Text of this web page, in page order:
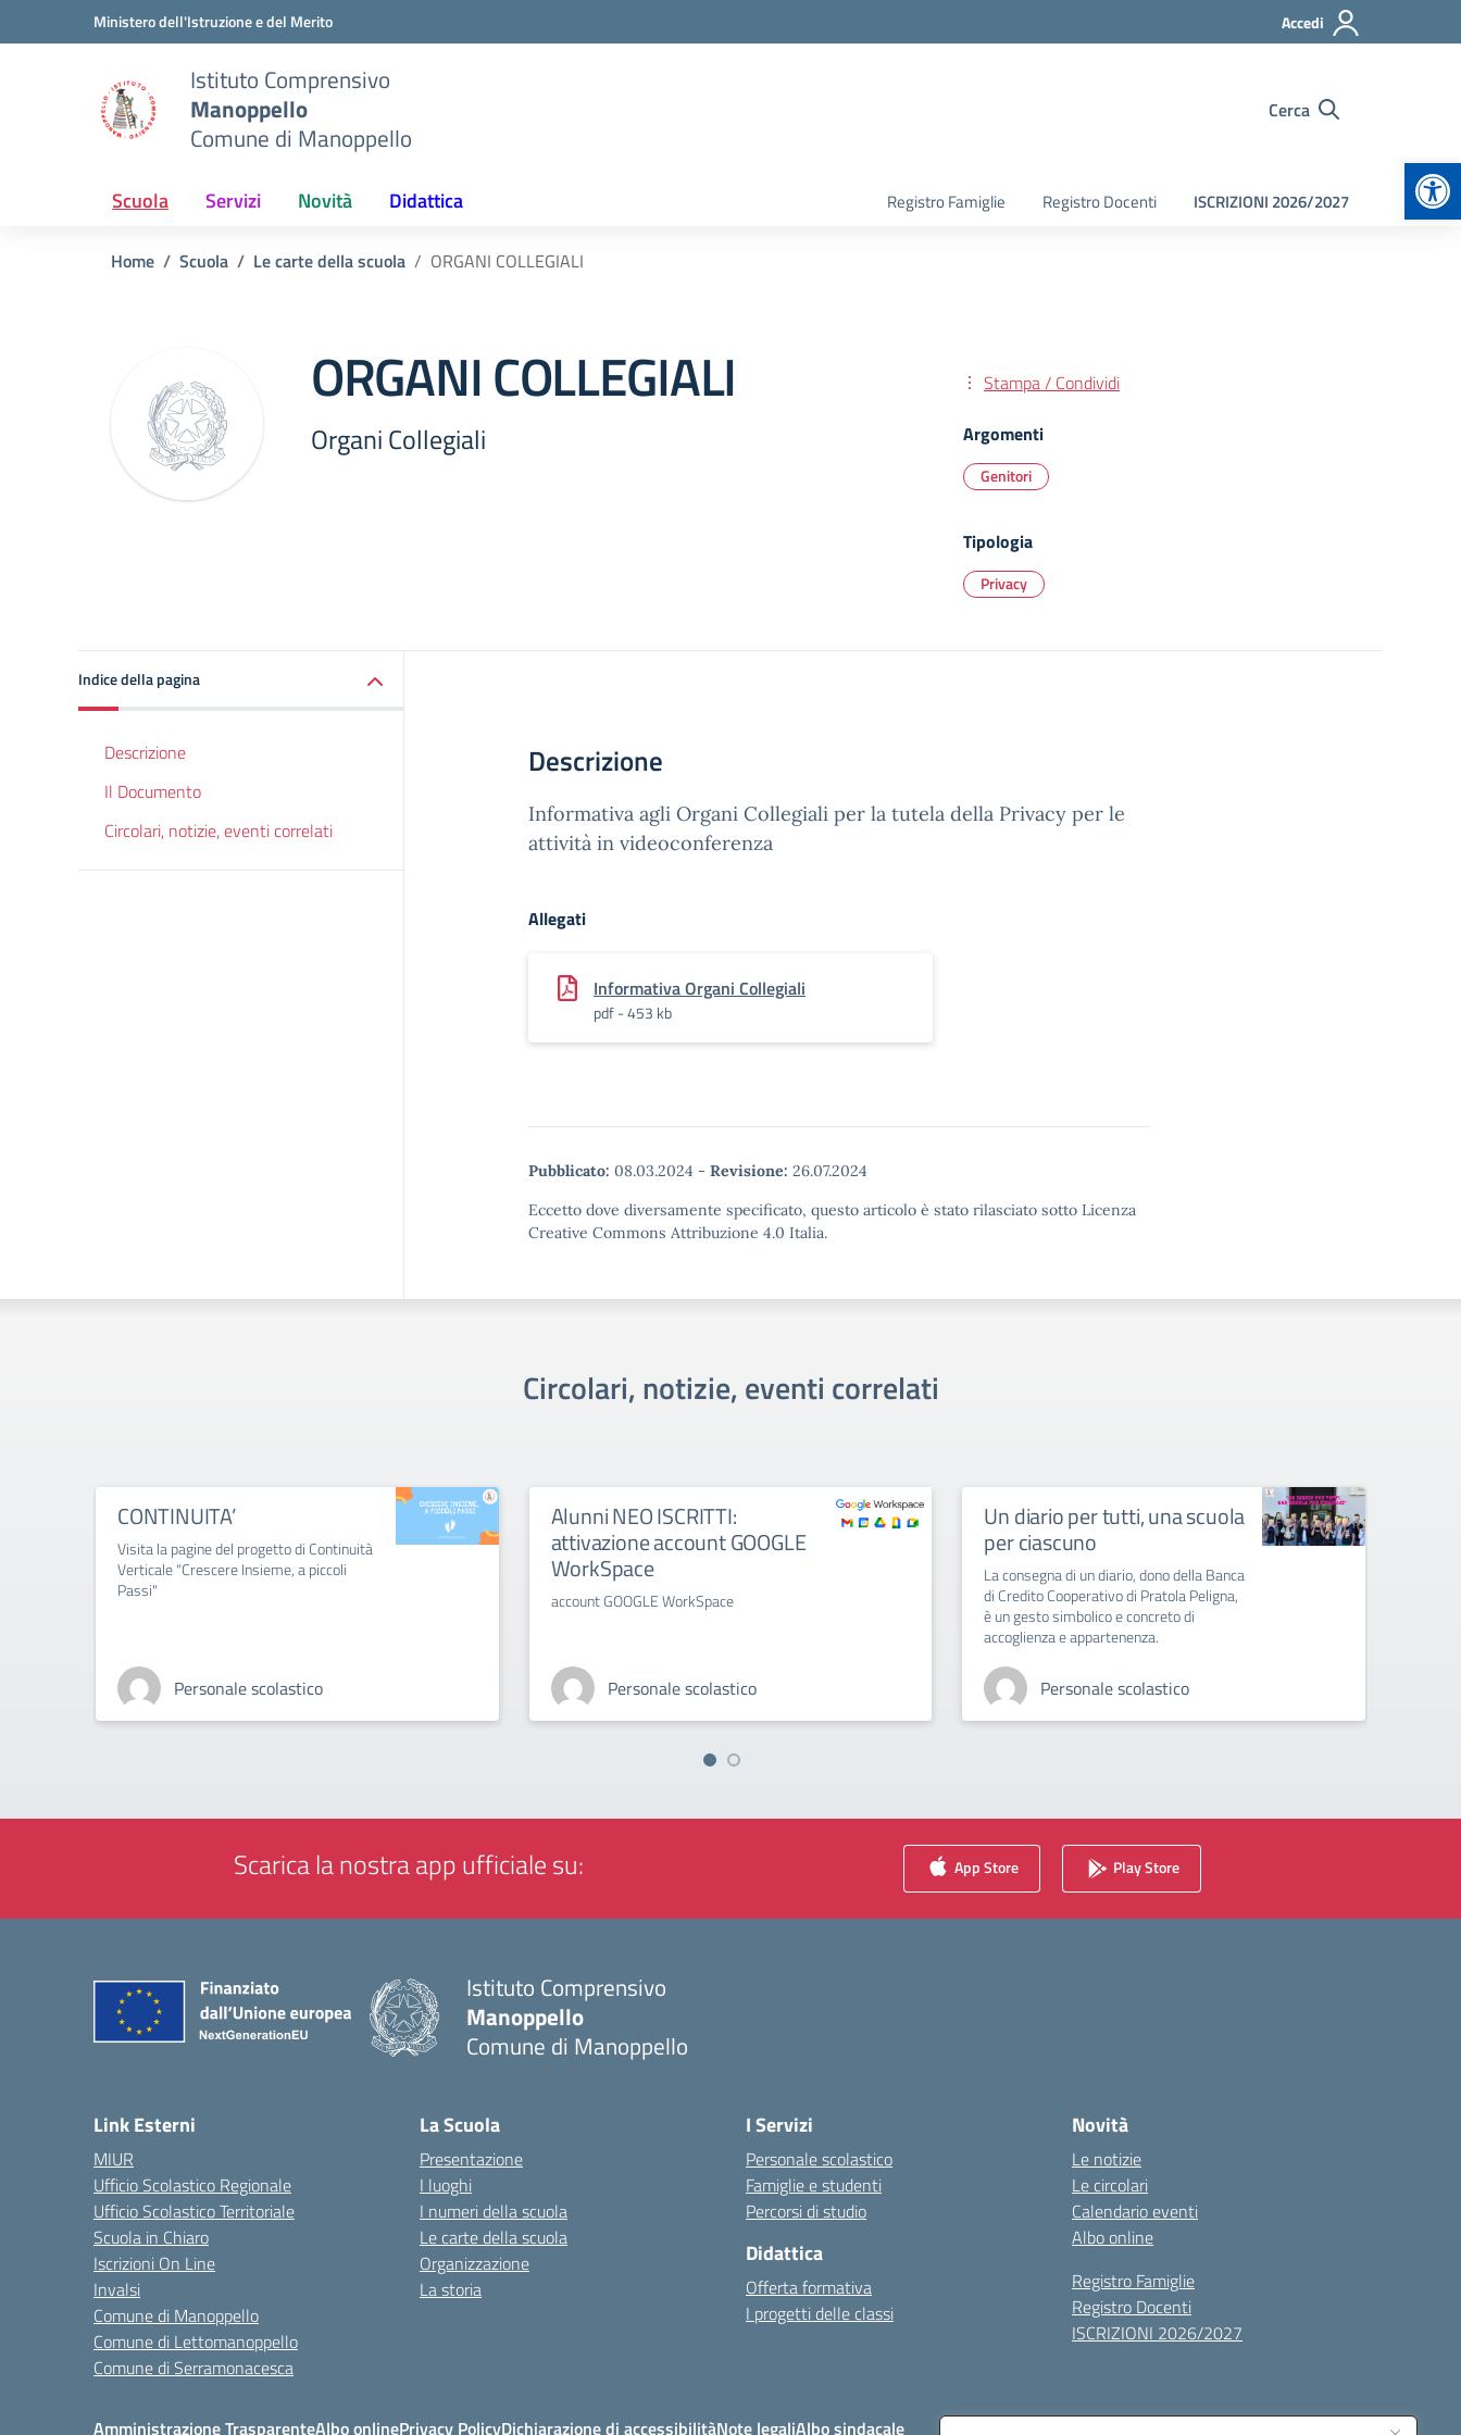
Vai ai contenuti
Vai al menu di navigazioneMinistero dell'Istruzione e del Merito Accedi
Istituto Comprensivo
Manoppello
Comune di Manoppello
Cerca
Scuola Servizi Novità Didattica Registro Famiglie Registro Docenti ISCRIZIONI 2026/2027
Home Scuola Le carte della scuola ORGANI COLLEGIALI
ORGANI COLLEGIALI
Organi Collegiali
Stampa / Condividi
Argomenti
Genitori
Tipologia
Privacy
Indice della pagina
Descrizione
Il Documento
Circolari, notizie, eventi correlati
Descrizione
Informativa agli Organi Collegiali per la tutela della Privacy per le
attività in videoconferenza
Allegati
Informativa Organi Collegiali
pdf - 453 kb
Pubblicato: 08.03.2024 - Revisione: 26.07.2024
Eccetto dove diversamente specificato, questo articolo è stato rilasciato sotto Licenza
Creative Commons Attribuzione 4.0 Italia.
Circolari, notizie, eventi correlati
CONTINUITA’
Visita la pagine del progetto di Continuità
Verticale "Crescere Insieme, a piccoli
Passi"
Personale scolastico
Alunni NEO ISCRITTI:
attivazione account GOOGLE
WorkSpace
account GOOGLE WorkSpace
Personale scolastico
Un diario per tutti, una scuola
per ciascuno
La consegna di un diario, dono della Banca
di Credito Cooperativo di Pratola Peligna,
è un gesto simbolico e concreto di
accoglienza e appartenenza.
Personale scolastico
Scarica la nostra app ufficiale su: App Store Play Store
Istituto Comprensivo
Manoppello
Comune di Manoppello
Link Esterni
MIUR
Ufficio Scolastico Regionale
Ufficio Scolastico Territoriale
Scuola in Chiaro
Iscrizioni On Line
Invalsi
Comune di Manoppello
Comune di Lettomanoppello
Comune di Serramonacesca
La Scuola
Presentazione
I luoghi
I numeri della scuola
Le carte della scuola
Organizzazione
La storia
I Servizi
Personale scolastico
Famiglie e studenti
Percorsi di studio
Didattica
Offerta formativa
I progetti delle classi
Novità
Le notizie
Le circolari
Calendario eventi
Albo online
Registro Famiglie
Registro Docenti
ISCRIZIONI 2026/2027
Amministrazione TrasparenteAlbo onlinePrivacy PolicyDichiarazione di accessibilitàNote legaliAlbo sindacale